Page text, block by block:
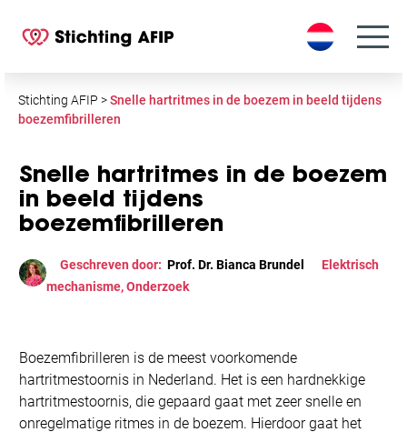
Stichting AFIP >Snelle hartritmes in de boezem in beeld tijdens
boezemfibrilleren
Snelle hartritmes in de boezem
in beeld tijdens
boezemfibrilleren
Geschreven door: Prof. Dr. Bianca Brundel
Elektrisch
mechanisme,Onderzoek
Boezemfibrilleren is de meest voorkomende
hartritmestoornis in Nederland. Het is een hardnekkige
hartritmestoornis, die gepaard gaat met zeer snelle en
onregelmatige ritmes in de boezem. Hierdoor gaat het